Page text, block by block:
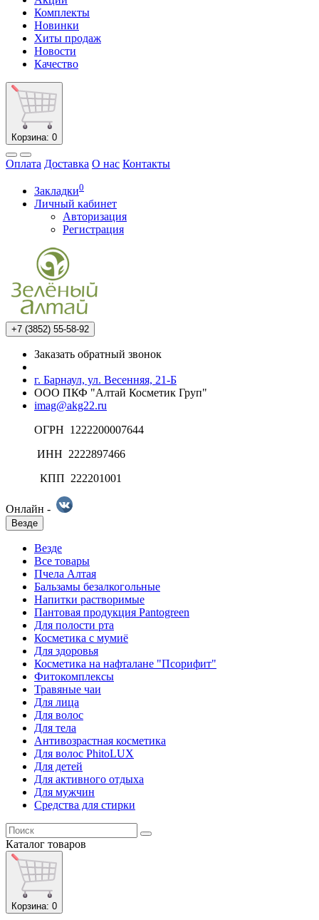
Комплекты
Новинки
Хиты продаж
Новости
Качество
Корзина: 0
Оплата Доставка О нас Контакты
Закладки0
Личный кабинет
Авторизация
Регистрация
+7 (3852) 55-58-92
Заказать обратный звонок
г. Барнаул, ул. Весенняя, 21-Б
ООО ПКФ "Алтай Косметик Груп"
imag@akg22.ru
ОГРН 1222200007644
ИНН 2222897466
КПП 222201001
Онлайн -
Везде
Везде
Все товары
Пчела Алтая
Бальзамы безалкогольные
Напитки растворимые
Пантовая продукция Pantogreen
Для полости рта
Косметика с мумиё
Для здоровья
Косметика на нафталане "Псорифит"
Фитокомплексы
Травяные чаи
Для лица
Для волос
Для тела
Антивозрастная косметика
Для волос PhitoLUX
Для детей
Для активного отдыха
Для мужчин
Средства для стирки
Каталог товаров
Корзина: 0